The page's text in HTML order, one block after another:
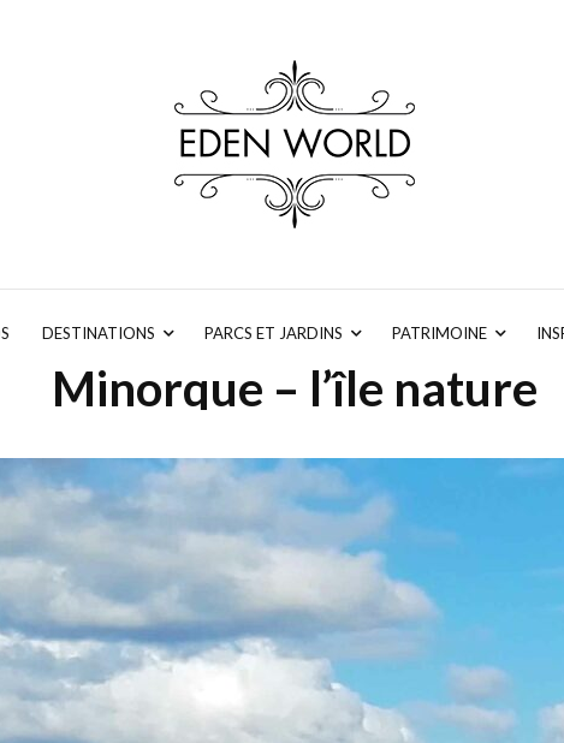
DESTINATIONS PARCS ET JARDINS PATRIMOINE
Minorque – l’île nature